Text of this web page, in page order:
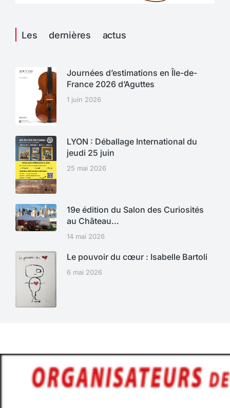
Les dernières actus
Journées d’estimations en Île-de-
France 2026 d’Aguttes
1 juin 2026
LYON : Déballage International du
jeudi 25 juin
25 mai 2026
19e édition du Salon des Curiosités
au Château…
14 mai 2026
Le pouvoir du cœur : Isabelle Bartoli
6 mai 2026